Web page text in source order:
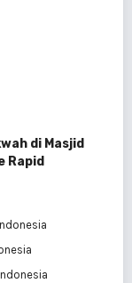
di Masjid
Rapid